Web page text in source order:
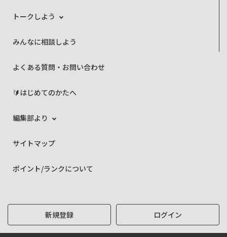
トークしよう
みんなに相談しよう
よくある質問・お問い合わせ
🔰はじめてのかたへ
編集部より
サイトマップ
ポイント/ランクについて
新規登録 ログイン